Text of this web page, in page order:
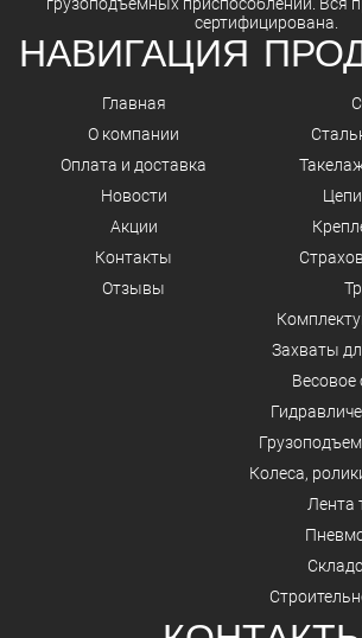
сертифицирована.
НАВИГАЦИЯ
Главная
О компании
Оплата и доставка
Новости
Акции
Контакты
Отзывы
Захваты
Весовое
Колеса,
Лента